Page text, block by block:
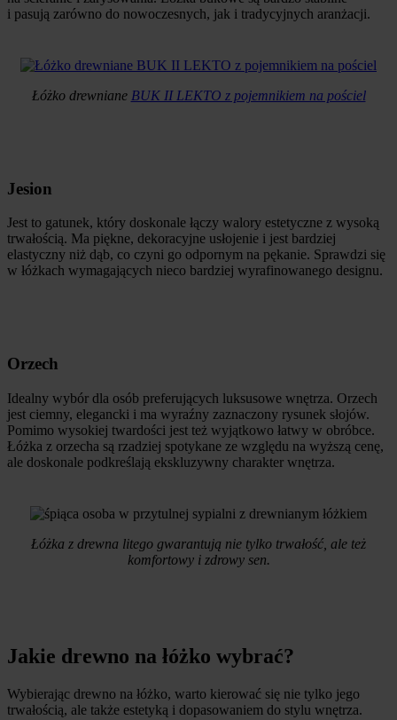
i pasują zarówno do nowoczesnych, jak i tradycyjnych aranżacji.
Łóżko drewniane BUK II LEKTO z pojemnikiem na pościel
Jesion
Jest to gatunek, który doskonale łączy walory estetyczne z wysoką
trwałością. Ma piękne, dekoracyjne usłojenie i jest bardziej
elastyczny niż dąb, co czyni go odpornym na pękanie. Sprawdzi się
w łóżkach wymagających nieco bardziej wyrafinowanego designu.
Orzech
Idealny wybór dla osób preferujących luksusowe wnętrza. Orzech
jest ciemny, elegancki i ma wyraźny zaznaczony rysunek słojów.
Pomimo wysokiej twardości jest też wyjątkowo łatwy w obróbce.
Łóżka z orzecha są rzadziej spotykane ze względu na wyższą cenę,
ale doskonale podkreślają ekskluzywny charakter wnętrza.
Łóżka z drewna litego gwarantują nie tylko trwałość, ale też
komfortowy i zdrowy sen.
Jakie drewno na łóżko wybrać?
Wybierając drewno na łóżko, warto kierować się nie tylko jego
trwałością, ale także estetyką i dopasowaniem do stylu wnętrza.